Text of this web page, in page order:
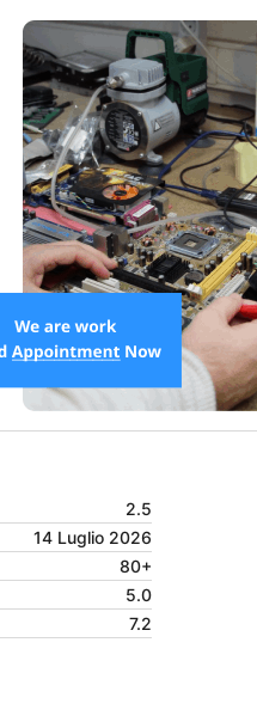
2.5
14 Luglio 2026
80+
5.0
7.2